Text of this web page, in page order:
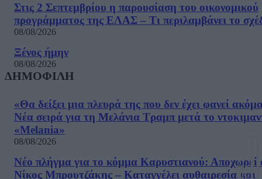
Στις 2 Σεπτεμβρίου η παρουσίαση του οικονομικού
προγράμματος της ΕΛΑΣ – Τι περιλαμβάνει το
08/08/2026
Ξένος ήμην
08/08/2026
ΔΗΜΟΦΙΛΗ
«Θα δείξει μια πλευρά της που δεν έχει φανεί
Νέα σειρά για τη Μελάνια Τραμπ μετά το
«Melania»
08/08/2026
Νέο πλήγμα για το κόμμα Καρυστιανού: Αποχωρεί
Νίκος Μπρουτζάκης – Καταγγέλει αυθαιρεσία και